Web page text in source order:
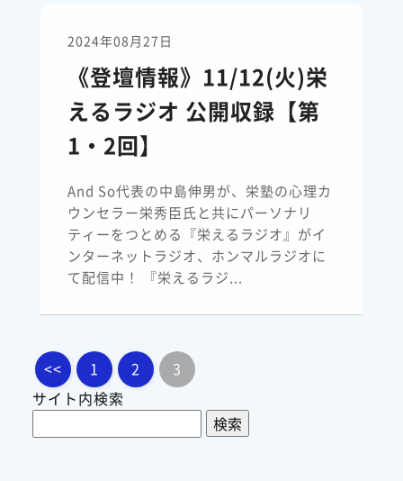
2024年08月27日
《登壇情報》11/12(火)栄
えるラジオ 公開収録【第
1・2回】
And So代表の中島伸男が、栄塾の心理カ
ウンセラー栄秀臣氏と共にパーソナリ
ティーをつとめる『栄えるラジオ』がイ
ンターネットラジオ、ホンマルラジオに
て配信中！ 『栄えるラジ...
<< 1 2
3
サイト内検索
索: